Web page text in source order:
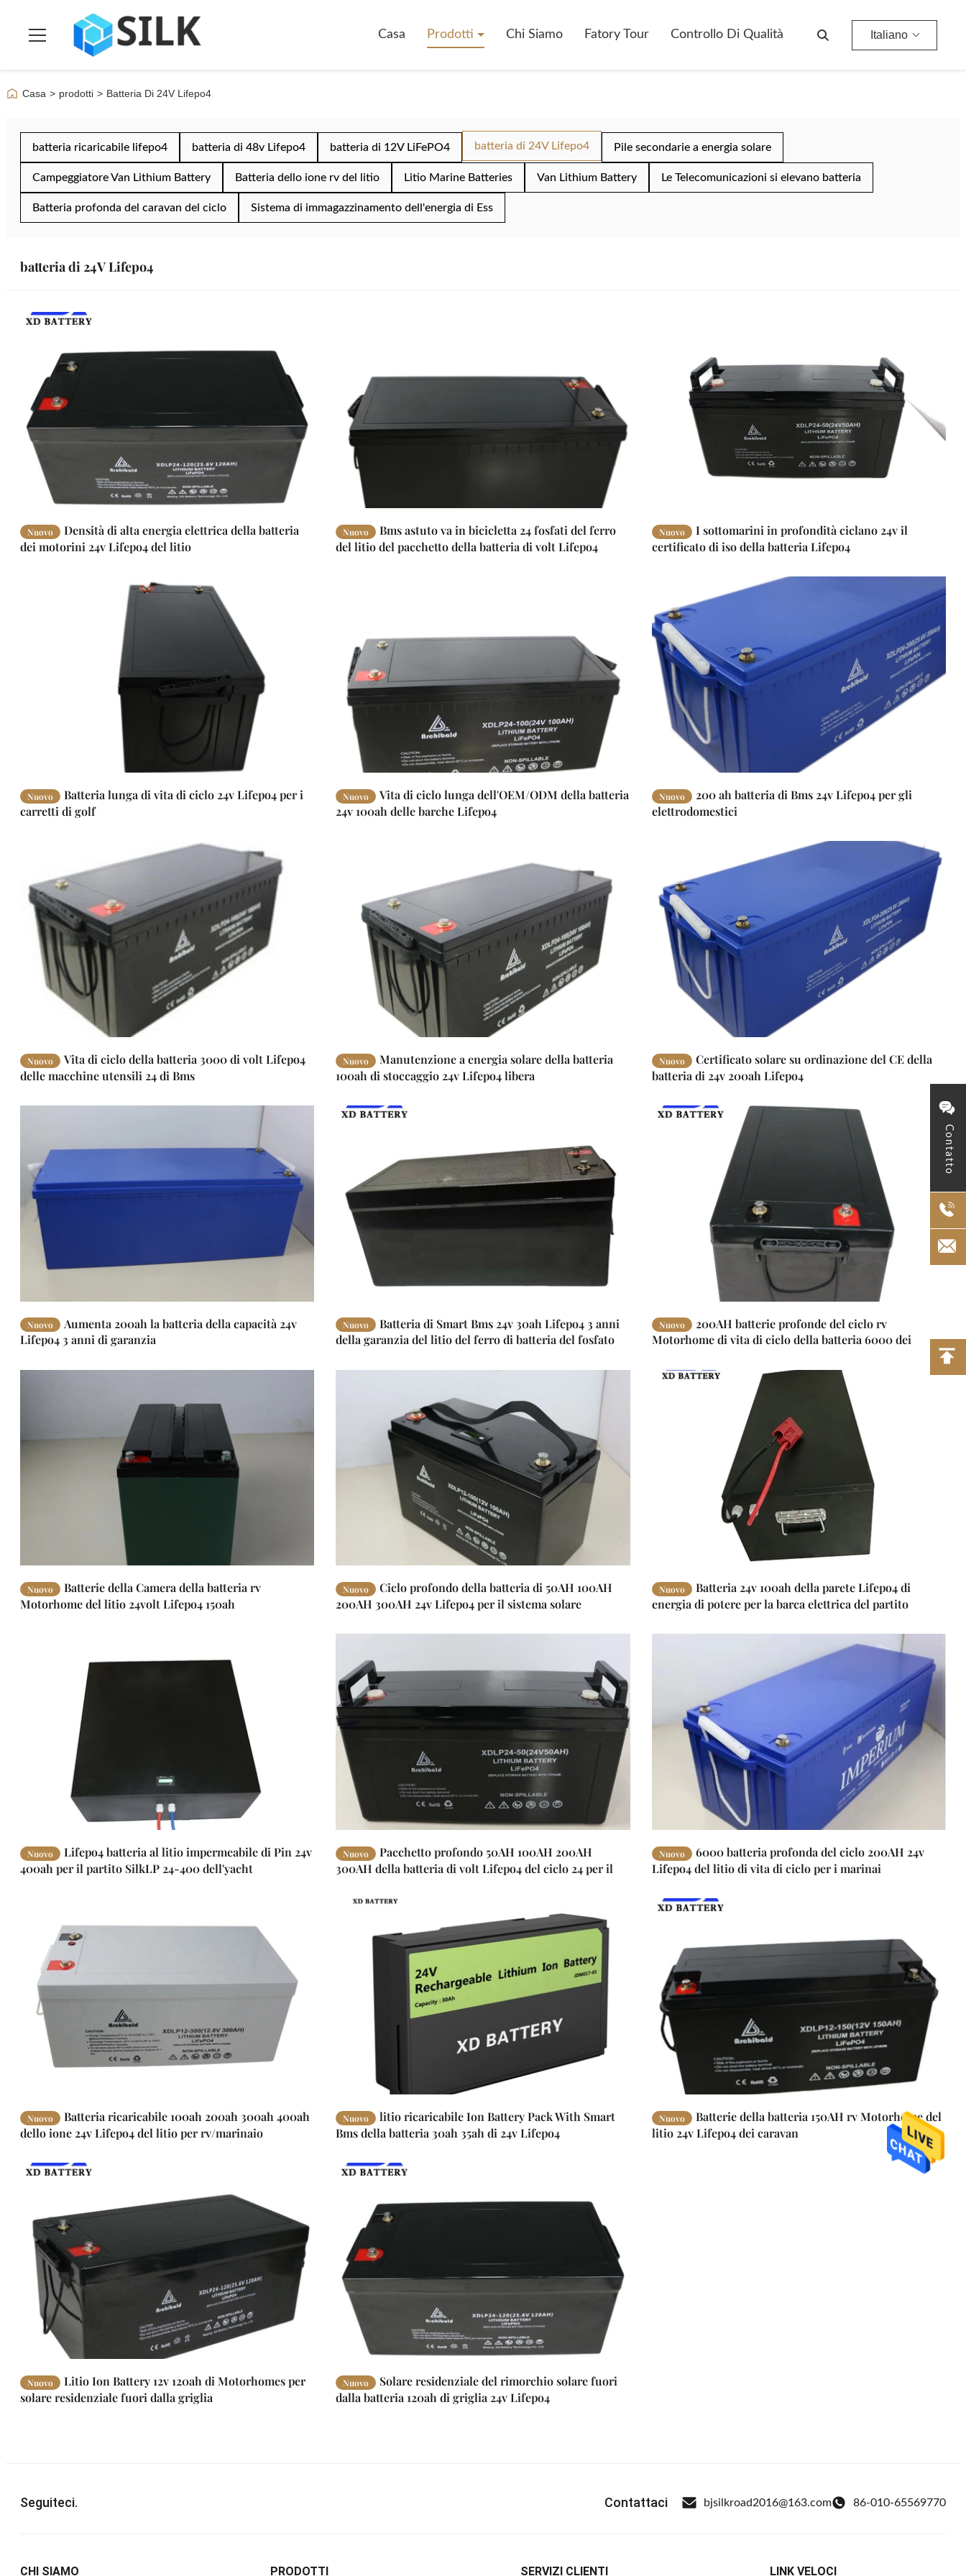
Contatto
Casa Prodotti Chi Siamo Fatory Tour Controllo Di Qualità Italiano
Casa > prodotti > Batteria Di 24V Lifepo4
batteria ricaricabile lifepo4 batteria di 48v Lifepo4 batteria di 12V LiFePO4 batteria di 24V Lifepo4 Pile secondarie a energia solare
Campeggiatore Van Lithium Battery Batteria dello ione rv del litio Litio Marine Batteries Van Lithium Battery Le Telecomunicazioni si elevano batteria
Batteria profonda del caravan del ciclo Sistema di immagazzinamento dell'energia di Ess
batteria di 24V Lifepo4
Nuovo
Densità di alta energia elettrica della batteria
dei motorini 24v Lifepo4 del litio
Nuovo
Bms astuto va in bicicletta 24 fosfati del ferro
del litio del pacchetto della batteria di volt Lifepo4
Nuovo
I sottomarini in profondità ciclano 24v il
certificato di iso della batteria Lifepo4
Nuovo
Batteria lunga di vita di ciclo 24v Lifepo4 per i
carretti di golf
Nuovo
Vita di ciclo lunga dell'OEM/ODM della batteria
24v 100ah delle barche Lifepo4
Nuovo
200 ah batteria di Bms 24v Lifepo4 per gli
elettrodomestici
Nuovo
Vita di ciclo della batteria 3000 di volt Lifepo4
delle macchine utensili 24 di Bms
Nuovo
Manutenzione a energia solare della batteria
100ah di stoccaggio 24v Lifepo4 libera
Nuovo
Certificato solare su ordinazione del CE della
batteria di 24v 200ah Lifepo4
Nuovo
Aumenta 200ah la batteria della capacità 24v
Lifepo4 3 anni di garanzia
Nuovo
Batteria di Smart Bms 24v 30ah Lifepo4 3 anni
della garanzia del litio del ferro di batteria del fosfato
Nuovo
200AH batterie profonde del ciclo rv
Motorhome di vita di ciclo della batteria 6000 dei
Nuovo
Batterie della Camera della batteria rv
Motorhome del litio 24volt Lifepo4 150ah
Nuovo
Ciclo profondo della batteria di 50AH 100AH
200AH 300AH 24v Lifepo4 per il sistema solare
Nuovo
Batteria 24v 100ah della parete Lifepo4 di
energia di potere per la barca elettrica del partito
Nuovo
Lifepo4 batteria al litio impermeabile di Pin 24v
400ah per il partito SilkLP 24-400 dell'yacht
Nuovo
Pacchetto profondo 50AH 100AH 200AH
300AH della batteria di volt Lifepo4 del ciclo 24 per il
Nuovo
6000 batteria profonda del ciclo 200AH 24v
Lifepo4 del litio di vita di ciclo per i marinai
Nuovo
Batteria ricaricabile 100ah 200ah 300ah 400ah
dello ione 24v Lifepo4 del litio per rv/marinaio
Nuovo
litio ricaricabile Ion Battery Pack With Smart
Bms della batteria 30ah 35ah di 24v Lifepo4
Nuovo
Batterie della batteria 150AH rv Motorhome del
litio 24v Lifepo4 dei caravan
Nuovo
Litio Ion Battery 12v 120ah di Motorhomes per
solare residenziale fuori dalla griglia
Nuovo
Solare residenziale del rimorchio solare fuori
dalla batteria 120ah di griglia 24v Lifepo4
Seguiteci. Contattaci bjsilkroad2016@163.com 86-010-65569770
CHI SIAMO PRODOTTI SERVIZI CLIENTI LINK VELOCI